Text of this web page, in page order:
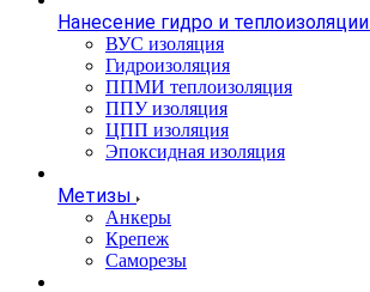
Нанесение гидро и теплоизоляции
ВУС изоляция
Гидроизоляция
ППМИ теплоизоляция
ППУ изоляция
ЦПП изоляция
Эпоксидная изоляция
Метизы
Анкеры
Крепеж
Саморезы